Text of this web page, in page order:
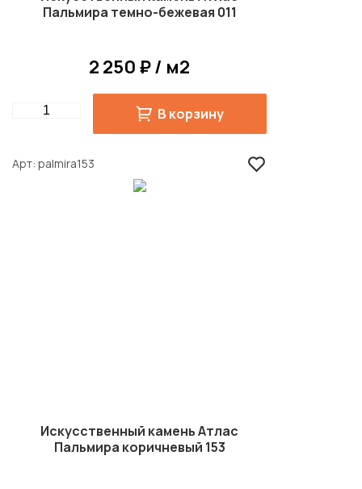
Пальмира темно-бежевая 011
2 250 ₽ / м2
Quantity В корзину
Арт palmira153
Искусственный камень Атлас
Пальмира коричневый 153